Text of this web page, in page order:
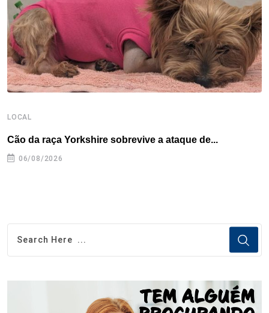
k
t
p
LOCAL
Cão da raça Yorkshire sobrevive a ataque de...
06/08/2026